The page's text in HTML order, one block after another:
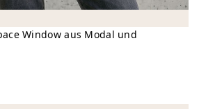
Window aus Modal und